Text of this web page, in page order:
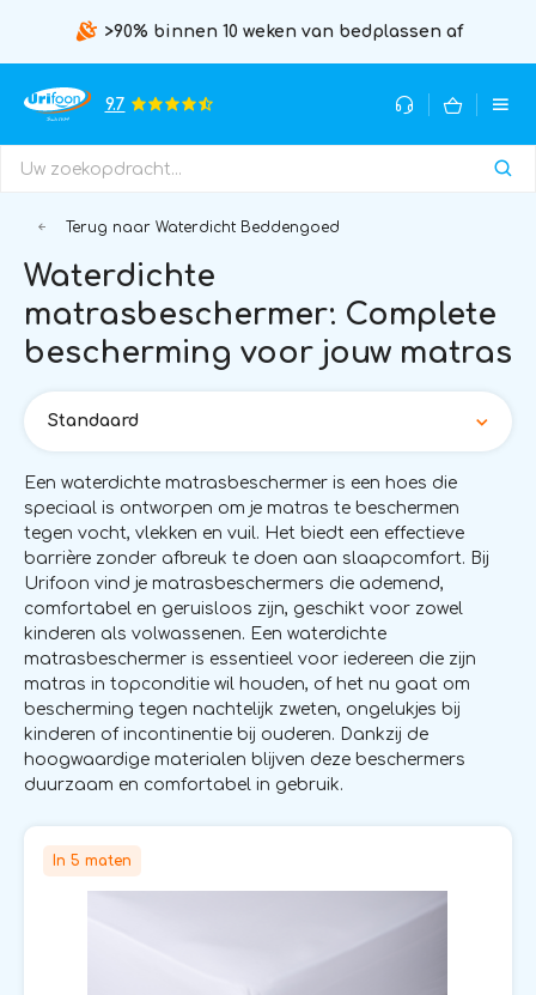
>90% binnen 10 weken van bedplassen af
9.7
Terug naar Waterdicht Beddengoed
Waterdichte
matrasbeschermer: Complete
bescherming voor jouw matras
Standaard
Een waterdichte matrasbeschermer is een hoes die
speciaal is ontworpen om je matras te beschermen
tegen vocht, vlekken en vuil. Het biedt een effectieve
barrière zonder afbreuk te doen aan slaapcomfort. Bij
Urifoon vind je matrasbeschermers die ademend,
comfortabel en geruisloos zijn, geschikt voor zowel
kinderen als volwassenen. Een waterdichte
matrasbeschermer is essentieel voor iedereen die zijn
matras in topconditie wil houden, of het nu gaat om
bescherming tegen nachtelijk zweten, ongelukjes bij
kinderen of incontinentie bij ouderen. Dankzij de
hoogwaardige materialen blijven deze beschermers
duurzaam en comfortabel in gebruik.
In 5 maten